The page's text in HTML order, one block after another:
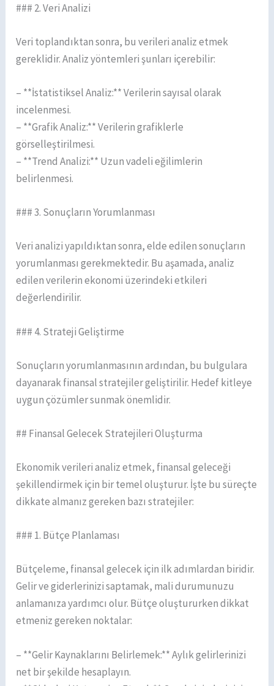
### 2. Veri Analizi
Veri toplandıktan sonra, bu verileri analiz etmek
gereklidir. Analiz yöntemleri şunları içerebilir:
– **İstatistiksel Analiz:** Verilerin sayısal olarak
incelenmesi.
– **Grafik Analiz:** Verilerin grafiklerle
görselleştirilmesi.
– **Trend Analizi:** Uzun vadeli eğilimlerin
belirlenmesi.
### 3. Sonuçların Yorumlanması
Veri analizi yapıldıktan sonra, elde edilen sonuçların
yorumlanması gerekmektedir. Bu aşamada, analiz
edilen verilerin ekonomi üzerindeki etkileri
değerlendirilir.
### 4. Strateji Geliştirme
Sonuçların yorumlanmasının ardından, bu bulgulara
dayanarak finansal stratejiler geliştirilir. Hedef kitleye
uygun çözümler sunmak önemlidir.
## Finansal Gelecek Stratejileri Oluşturma
Ekonomik verileri analiz etmek, finansal geleceği
şekillendirmek için bir temel oluşturur. İşte bu süreçte
dikkate almanız gereken bazı stratejiler:
### 1. Bütçe Planlaması
Bütçeleme, finansal gelecek için ilk adımlardan biridir.
Gelir ve giderlerinizi saptamak, mali durumunuzu
anlamanıza yardımcı olur. Bütçe oluştururken dikkat
etmeniz gereken noktalar:
– **Gelir Kaynaklarını Belirlemek:** Aylık gelirlerinizi
net bir şekilde hesaplayın.